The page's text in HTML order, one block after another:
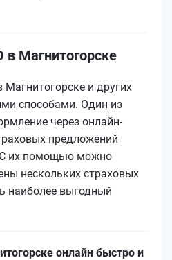
в Магнитогорске
и других
способами. Один из
через онлайн-
предложений
С их помощью можно
нескольких страховых
наиболее выгодный
онлайн быстро и